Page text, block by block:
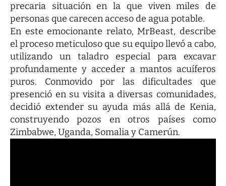
precaria situación en la que viven miles de
personas que carecen acceso de agua potable.
En este emocionante relato, MrBeast, describe
el proceso meticuloso que su equipo llevó a cabo,
utilizando un taladro especial para excavar
profundamente y acceder a mantos acuíferos
puros. Conmovido por las dificultades que
presenció en su visita a diversas comunidades,
decidió extender su ayuda más allá de Kenia,
construyendo pozos en otros países como
Zimbabwe, Uganda, Somalia y Camerún.